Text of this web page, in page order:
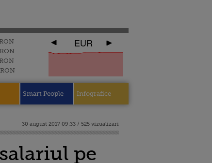
RON
RON
RON
RON
EUR
Smart People Infografice
30 august 2017 09:33 / 525 vizualizari
pe